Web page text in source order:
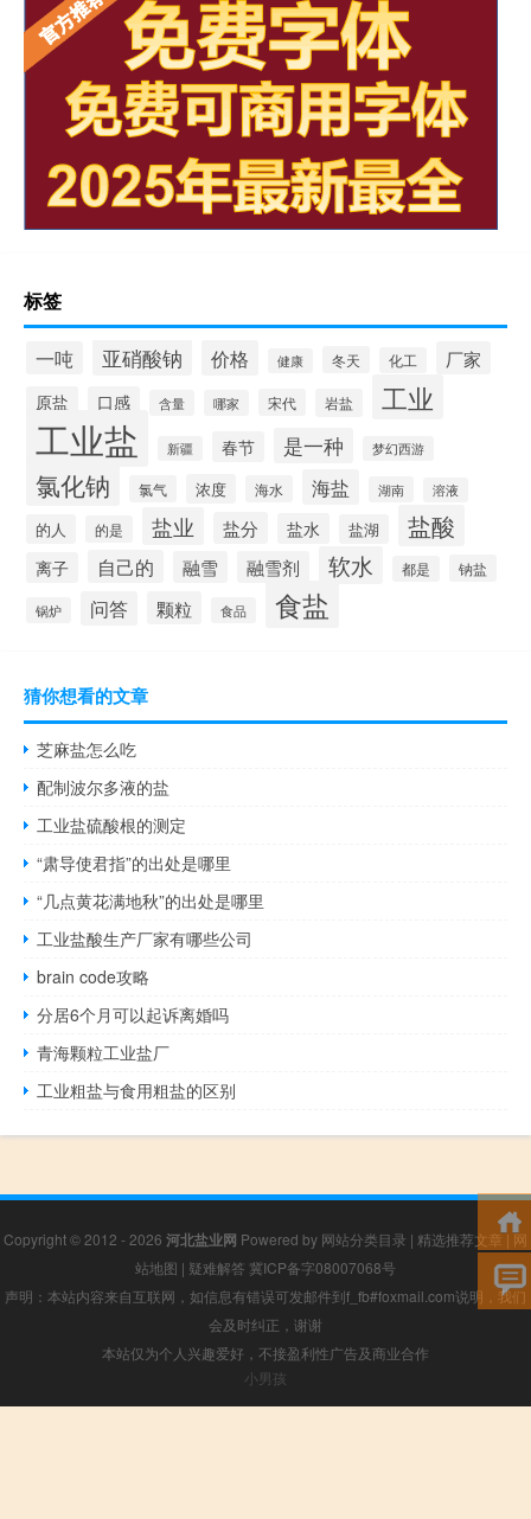
标签
一吨 亚硝酸钠 价格 健康 冬天 化工 厂家
原盐 口感 含量 哪家 宋代 岩盐 工业
工业盐 新疆 春节 是一种 梦幻西游
氯化钠 氯气 浓度 海水 海盐 湖南 溶液
的人 的是 盐业 盐分 盐水 盐湖 盐酸
离子 自己的 融雪 融雪剂 软水 都是 钠盐
锅炉 问答 颗粒 食品 食盐
猜你想看的文章
芝麻盐怎么吃
配制波尔多液的盐
工业盐硫酸根的测定
“肃导使君指”的出处是哪里
“几点黄花满地秋”的出处是哪里
工业盐酸生产厂家有哪些公司
brain code攻略
分居6个月可以起诉离婚吗
青海颗粒工业盐厂
工业粗盐与食用粗盐的区别
Copyright © 2012 - 2026 河北盐业网 Powered by 网站分类目录 | 精选推荐文章|网
站地图 | 疑难解答 冀ICP备字08007068号
声明：本站内容来自互联网，如信息有错误可发邮件到f_fb#foxmail.com说明，我们
会及时纠正，谢谢
本站仅为个人兴趣爱好，不接盈利性广告及商业合作
小男孩